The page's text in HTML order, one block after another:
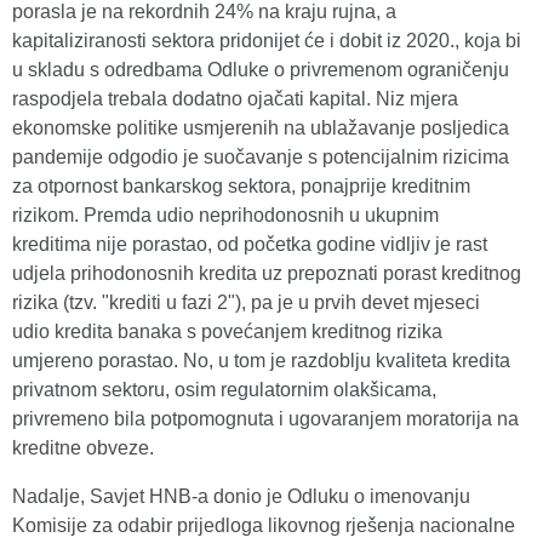
porasla je na rekordnih 24% na kraju rujna, a
kapitaliziranosti sektora pridonijet će i dobit iz 2020., koja bi
u skladu s odredbama Odluke o privremenom ograničenju
raspodjela trebala dodatno ojačati kapital. Niz mjera
ekonomske politike usmjerenih na ublažavanje posljedica
pandemije odgodio je suočavanje s potencijalnim rizicima
za otpornost bankarskog sektora, ponajprije kreditnim
rizikom. Premda udio neprihodonosnih u ukupnim
kreditima nije porastao, od početka godine vidljiv je rast
udjela prihodonosnih kredita uz prepoznati porast kreditnog
rizika (tzv. "krediti u fazi 2"), pa je u prvih devet mjeseci
udio kredita banaka s povećanjem kreditnog rizika
umjereno porastao. No, u tom je razdoblju kvaliteta kredita
privatnom sektoru, osim regulatornim olakšicama,
privremeno bila potpomognuta i ugovaranjem moratorija na
kreditne obveze.
Nadalje, Savjet HNB-a donio je Odluku o imenovanju
Komisije za odabir prijedloga likovnog rješenja nacionalne